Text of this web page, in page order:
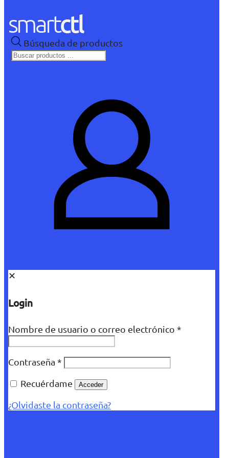
Búsqueda de productos
✕
Login
Nombre de usuario o correo electrónico *
Contraseña *
Recuérdame
Acceder
¿Olvidaste la contraseña?